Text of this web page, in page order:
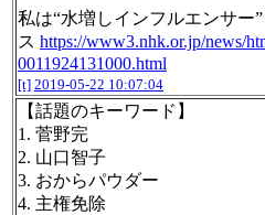
私は“水増しインフルエンサー
ス https://www3.nhk.or.jp/news/
0011924131000.html
[t] 2019-05-22 10:07:04
【話題のキーワード】
1. 菅野完
2. 山口智子
3. おからパウダー
4. 主権免除